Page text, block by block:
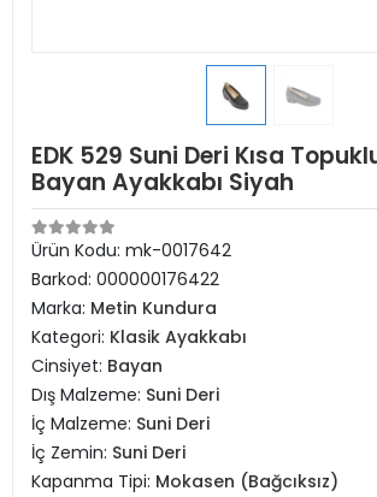
EDK 529 Suni Deri Kısa
Bayan Ayakkabı Siyah
Ürün Kodu: mk-0017642
Barkod: 000000176422
Marka: Metin Kundura
Kategori: Klasik Ayakkabı
Cinsiyet: Bayan
Dış Malzeme: Suni Deri
İç Malzeme: Suni Deri
İç Zemin: Suni Deri
Kapanma Tipi: Mokasen (Bağcıksız)